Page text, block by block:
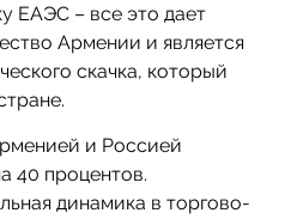
ЕАЭС – все это дает
Армении и является
скачка, который
и Россией
40 процентов.
динамика в торгово-